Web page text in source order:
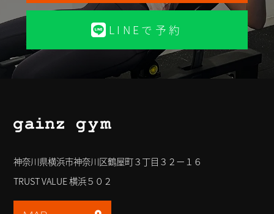
LINEで予約
神奈川県横浜市神奈川区鶴屋町３丁目３２ー１６
TRUST VALUE 横浜５０２